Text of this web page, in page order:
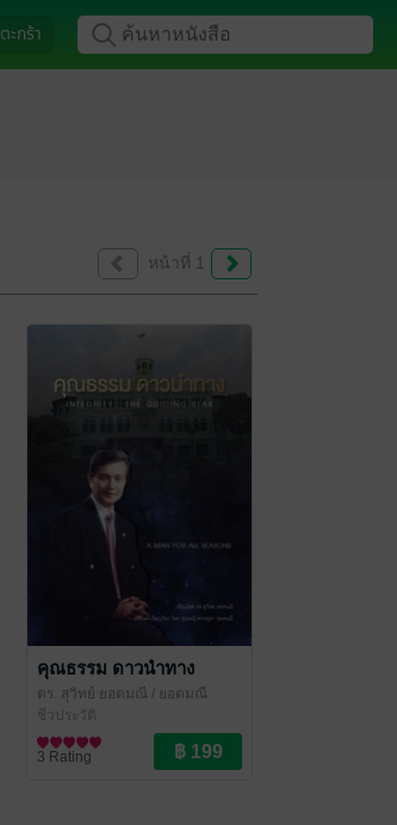
ตะกร้า
หน้าที่ 1
คุณธรรม ดาวนำทาง
ดร. สุวิทย์ ยอดมณี / ยอดมณี
ชีวประวัติ
3 Rating